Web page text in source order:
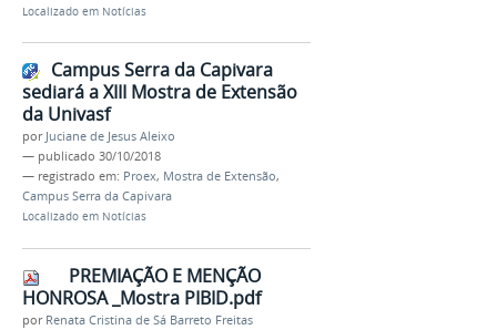
Localizado em Notícias
Campus Serra da Capivara
sediará a XIII Mostra de Extensão
da Univasf
por Juciane de Jesus Aleixo
— publicado 30/10/2018
— registrado em: Proex, Mostra de Extensão,
Campus Serra da Capivara
Localizado em Notícias
PREMIAÇÃO E MENÇÃO
HONROSA _Mostra PIBID.pdf
por Renata Cristina de Sá Barreto Freitas